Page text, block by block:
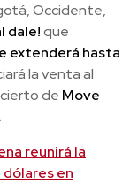
Occidente,
dale!que
extenderá hasta
la venta al
de Move
reunirá la
en